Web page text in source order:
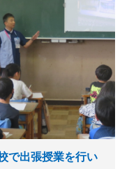
で出張授業を行い